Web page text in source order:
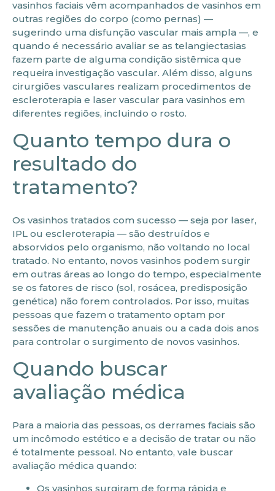
vasinhos faciais vêm acompanhados de vasinhos em
outras regiões do corpo (como pernas) —
sugerindo uma disfunção vascular mais ampla —, e
quando é necessário avaliar se as telangiectasias
fazem parte de alguma condição sistêmica que
requeira investigação vascular. Além disso, alguns
cirurgiões vasculares realizam procedimentos de
escleroterapia e laser vascular para vasinhos em
diferentes regiões, incluindo o rosto.
Quanto tempo dura o
resultado do
tratamento?
Os vasinhos tratados com sucesso — seja por laser,
IPL ou escleroterapia — são destruídos e
absorvidos pelo organismo, não voltando no local
tratado. No entanto, novos vasinhos podem surgir
em outras áreas ao longo do tempo, especialmente
se os fatores de risco (sol, rosácea, predisposição
genética) não forem controlados. Por isso, muitas
pessoas que fazem o tratamento optam por
sessões de manutenção anuais ou a cada dois anos
para controlar o surgimento de novos vasinhos.
Quando buscar
avaliação médica
Para a maioria das pessoas, os derrames faciais são
um incômodo estético e a decisão de tratar ou não
é totalmente pessoal. No entanto, vale buscar
avaliação médica quando:
Os vasinhos surgiram de forma rápida e